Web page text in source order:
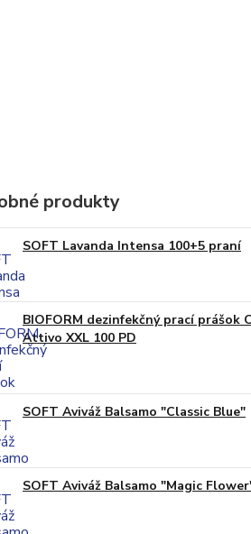
produkty
SOFT Lavanda Intensa 100+5 praní
BIOFORM dezinfekčný prací prášok
Attivo XXL 100 PD
SOFT Aviváž Balsamo "Classic Blue"
SOFT Aviváž Balsamo "Magic